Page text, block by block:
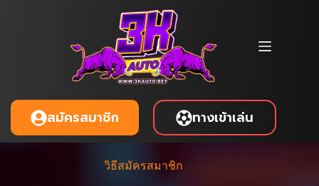
สมัครสมาชิก ทางเข้าเล่น
วิธีสมัครสมาชิก